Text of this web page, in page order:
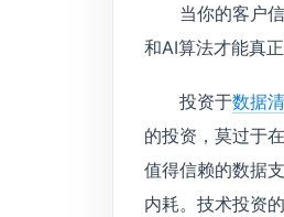
当你的客户
和AI算法才能真
投资于数据
的投资，莫过于
值得信赖的数据
内耗。技术投资